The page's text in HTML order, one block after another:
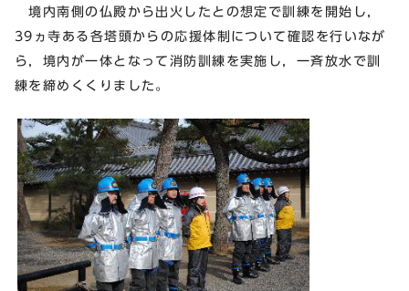
境内南側の仏殿から出火したとの想定で訓練を開始し，
39ヵ寺ある各塔頭からの応援体制について確認を行いなが
ら，境内が一体となって消防訓練を実施し，一斉放水で訓
練を締めくくりました。